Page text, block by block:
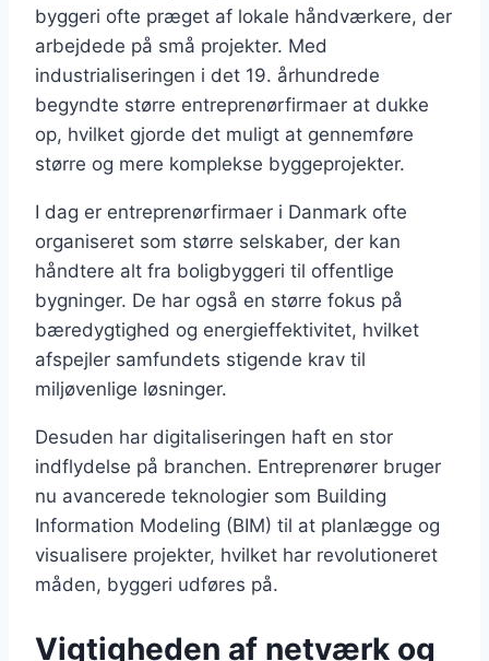
byggeri ofte præget af lokale håndværkere, der
arbejdede på små projekter. Med
industrialiseringen i det 19. århundrede
begyndte større entreprenørfirmaer at dukke
op, hvilket gjorde det muligt at gennemføre
større og mere komplekse byggeprojekter.
I dag er entreprenørfirmaer i Danmark ofte
organiseret som større selskaber, der kan
håndtere alt fra boligbyggeri til offentlige
bygninger. De har også en større fokus på
bæredygtighed og energieffektivitet, hvilket
afspejler samfundets stigende krav til
miljøvenlige løsninger.
Desuden har digitaliseringen haft en stor
indflydelse på branchen. Entreprenører bruger
nu avancerede teknologier som Building
Information Modeling (BIM) til at planlægge og
visualisere projekter, hvilket har revolutioneret
måden, byggeri udføres på.
Vigtigheden af netværk og